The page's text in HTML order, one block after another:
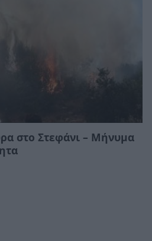
στο Στεφάνι – Μήνυμα